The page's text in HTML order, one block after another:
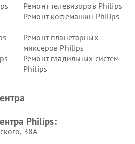
Ремонт телевизоров Philips
Ремонт кофемашин Philips
Ремонт планетарных
миксеров Philips
Ремонт гладильных систем
Philips
Ремонт увлажнителей
Philips:
38А